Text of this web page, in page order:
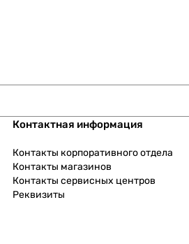
Контактная информация
Контакты корпоративного отдела
Контакты магазинов
Контакты сервисных центров
Реквизиты